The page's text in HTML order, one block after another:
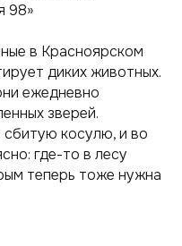
98»
в Красноярском
диких животных.
ежедневно
зверей.
косулю, и во
где-то в лесу
теперь тоже нужна